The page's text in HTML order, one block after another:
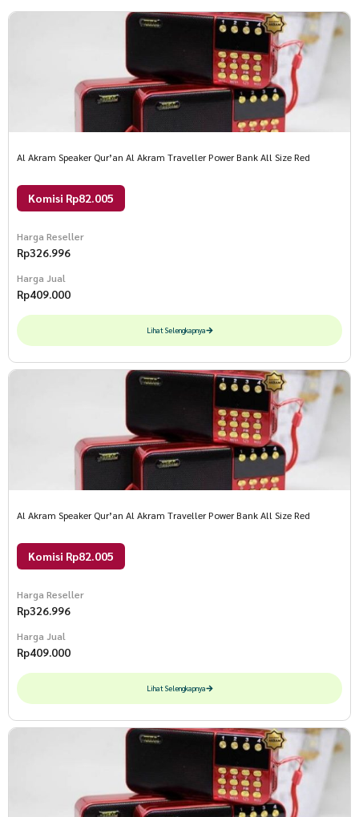
Al Akram Speaker Qur’an Al Akram Traveller Power Bank All Size Red
Komisi Rp82.005
Harga Reseller
Rp326.996
Harga Jual
Rp409.000
Lihat Selengkapnya
Al Akram Speaker Qur’an Al Akram Traveller Power Bank All Size Red
Komisi Rp82.005
Harga Reseller
Rp326.996
Harga Jual
Rp409.000
Lihat Selengkapnya